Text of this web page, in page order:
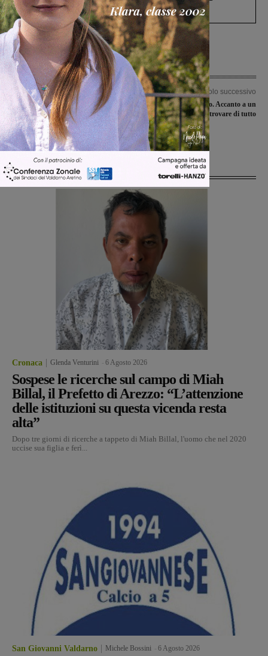
Levane nel 2020
Articolo precedente
Pendolari, rivoluzione estiva sulle
verifiche delle agevolazioni Isee. E i
controllori verificheranno con una
app
Articolo successivo
Discarica a cielo aperto. Accanto a un
cassonetto si può trovare di tutto
Ultime Notizie
Cronaca Glenda Venturini 6 Agosto 2026
Sospese le ricerche sul campo di Miah
Billal, il Prefetto di Arezzo: “L’attenzione
delle istituzioni su questa vicenda resta
alta”
Dopo tre giorni di ricerche a tappeto di Miah Billal, l'uomo che nel 2020
uccise sua figlia e ferì...
San Giovanni Valdarno Michele Bossini 6 Agosto 2026